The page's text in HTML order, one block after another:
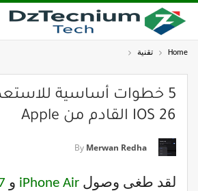
Home تقنية
5 خطوات أساسية
IOS 26 القادم من Apple
By Merwan Redha
لقد طغى وصول iPhone Air و